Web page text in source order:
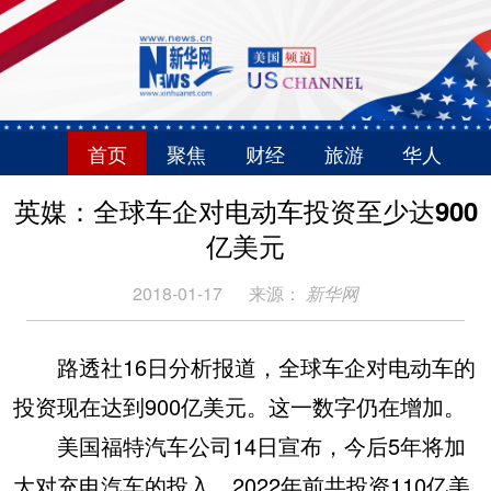
首页 聚焦 财经 旅游 华人
英媒：全球车企对电动车投资至少达900
亿美元
2018-01-17 来源： 新华网
路透社16日分析报道，全球车企对电动车的
投资现在达到900亿美元。这一数字仍在增加。
美国福特汽车公司14日宣布，今后5年将加